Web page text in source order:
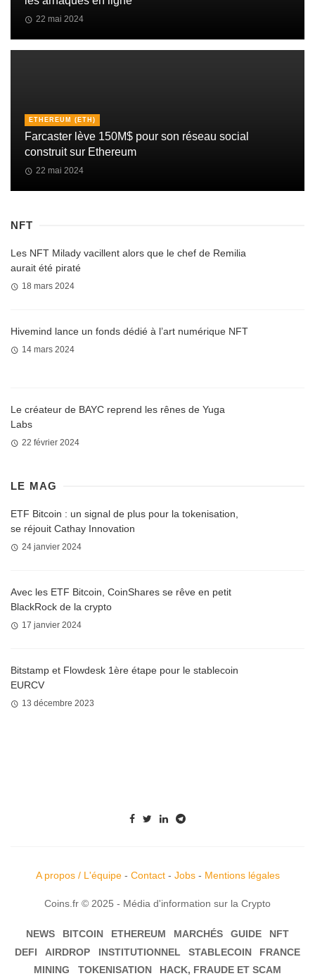
22 mai 2024
ETHEREUM (ETH)
Farcaster lève 150M$ pour son réseau social
construit sur Ethereum
22 mai 2024
NFT
Les NFT Milady vacillent alors que le chef de Remilia
aurait été piraté
18 mars 2024
Hivemind lance un fonds dédié à l’art numérique NFT
14 mars 2024
Le créateur de BAYC reprend les rênes de Yuga
Labs
22 février 2024
LE MAG
ETF Bitcoin : un signal de plus pour la tokenisation,
se réjouit Cathay Innovation
24 janvier 2024
Avec les ETF Bitcoin, CoinShares se rêve en petit
BlackRock de la crypto
17 janvier 2024
Bitstamp et Flowdesk 1ère étape pour le stablecoin
EURCV
13 décembre 2023
A propos / L'équipe- Contact- Jobs- Mentions légales
Coins.fr © 2025 - Média d'information sur la Crypto
NEWS BITCOIN ETHEREUM MARCHÉS GUIDE
NFT
DEFI
AIRDROP INSTITUTIONNEL STABLECOIN
FRANCE
MINING
TOKENISATION HACK, FRAUDE ET SCAM